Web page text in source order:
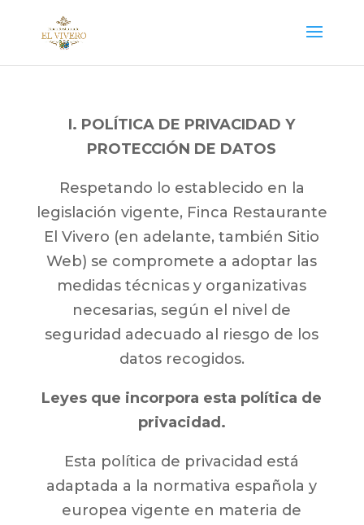
I. POLÍTICA DE PRIVACIDAD Y
PROTECCIÓN DE DATOS
Respetando lo establecido en la
legislación vigente, Finca Restaurante
El Vivero (en adelante, también Sitio
Web) se compromete a adoptar las
medidas técnicas y organizativas
necesarias, según el nivel de
seguridad adecuado al riesgo de los
datos recogidos.
Leyes que incorpora esta política de
privacidad.
Esta política de privacidad está
adaptada a la normativa española y
europea vigente en materia de